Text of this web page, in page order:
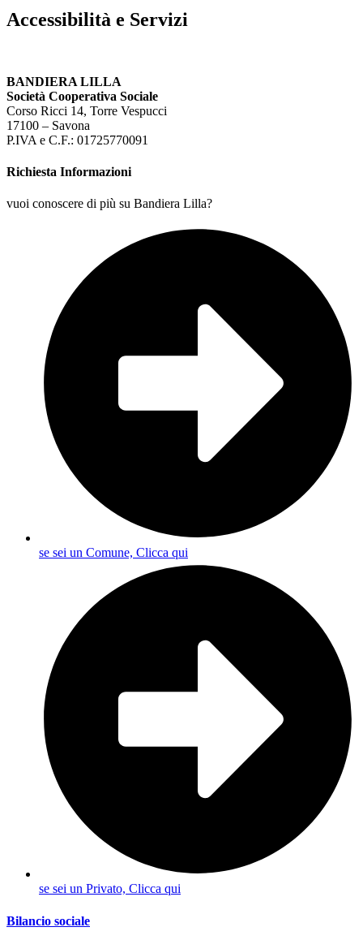
Accessibilità e Servizi
BANDIERA LILLA
Società Cooperativa Sociale
Corso Ricci 14, Torre Vespucci
17100 – Savona
P.IVA e C.F.: 01725770091
Richiesta Informazioni
vuoi conoscere di più su Bandiera Lilla?
se sei un Comune, Clicca qui
se sei un Privato, Clicca qui
Bilancio sociale